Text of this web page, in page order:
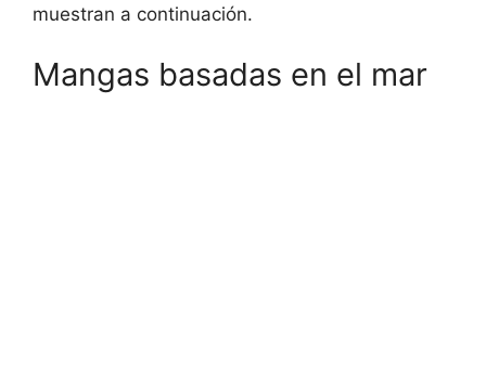
muestran a continuación.
Mangas basadas en el mar